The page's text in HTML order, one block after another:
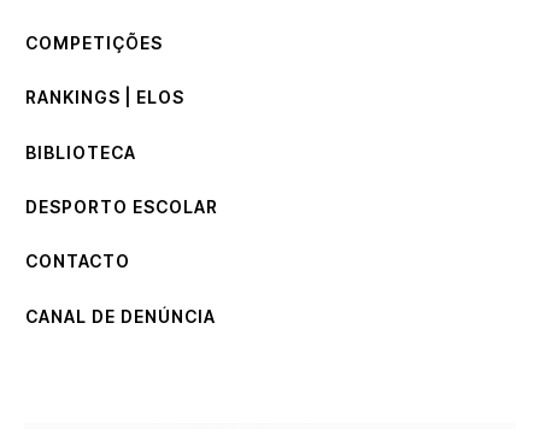
COMPETIÇÕES
RANKINGS | ELOS
BIBLIOTECA
DESPORTO ESCOLAR
CONTACTO
CANAL DE DENÚNCIA